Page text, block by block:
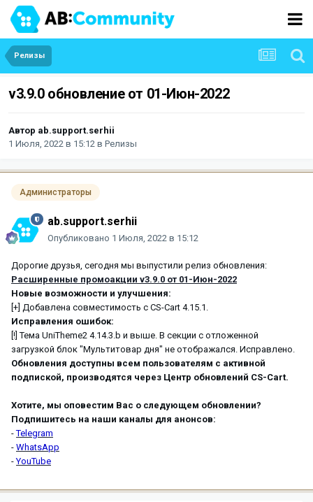
Релизы
v3.9.0 обновление от 01-Июн-2022
Автор ab.support.serhii
1 Июля, 2022 в 15:12 в Релизы
Администраторы
ab.support.serhii
Опубликовано 1 Июля, 2022 в 15:12
Дорогие друзья, сегодня мы выпустили релиз обновления:
Расширенные промоакции v3.9.0 от 01-Июн-2022
Новые возможности и улучшения:
[+] Добавлена совместимость с CS-Cart 4.15.1.
Исправления ошибок:
[!] Тема UniTheme2 4.14.3.b и выше. В секции с отложенной
загрузкой блок "Мультитовар дня" не отображался. Исправлено.
Обновления доступны всем пользователям с активной
подпиской, производятся через Центр обновлений CS-Cart.
Хотите, мы оповестим Вас о следующем обновлении?
Подпишитесь на наши каналы для анонсов:
-Telegram
- WhatsApp
-YouTube